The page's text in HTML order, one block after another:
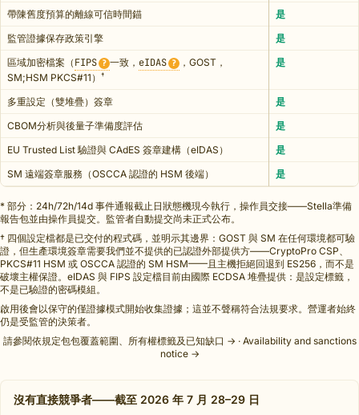
帶陳舊度預算的離線可信時間錨
是
監管證據保存政策引擎
是
區域加密檔案（ FIPS ? 一致， eIDAS ?
，GOST，
SM;HSM PKCS#11）
†
是
多重設定（雙堆疊）簽章
是
CBOM分析與後量子準備度評估
是
EU Trusted List 驗證與 CAdES 簽章建構（eIDAS）
是
SM 遠端簽章服務（OSCCA 認證的 HSM 後端）
是
* 部分：24h/72h/14d 事件通報截止日狀態機現今執行，操作員交接——Stella準備
報告包並由操作員提交。監管者自動提交尚未正式公布。
† 四個設定檔都是已交付的程式碼，並明示其邊界：GOST 與 SM 在任何環境都可驗
證，但生產環境簽章需要我們並不提供的已認證外部提供方——CryptoPro CSP、
PKCS#11 HSM 或 OSCCA 認證的 SM HSM——且主機拒絕回退到 ES256，而不是
破壞主權保證。eIDAS 與 FIPS 設定檔目前由國際 ECDSA 堆疊提供：是設定標籤，
不是已驗證的密碼模組。
啟用後會以保守的僅證據模式開始收集證據；這並不聲稱符合法規要求。營運者始終
仍是受監管的決策者。
請參閱依規定包包覆蓋範圍、所有權標籤及已知缺口 → · Availability and sanctions
notice →
沒有直接競爭者——截至 2026 年 7 月 28–29 日